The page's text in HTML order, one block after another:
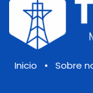
Inicio • Sobre